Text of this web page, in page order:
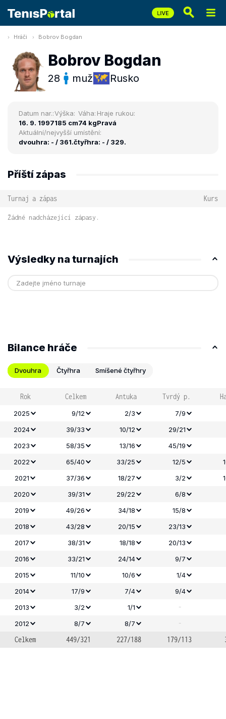
Hráči Bobrov Bogdan
Bobrov Bogdan
28 muž Rusko
Datum nar.:
16. 9. 1997
Výška:
185 cm
Váha:
74 kg
Hraje rukou:
Pravá
Aktuální/nejvyšší umístění:
dvouhra: - / 361.čtyřhra: - / 329.
Příští zápas
Turnaj a zápas Kurs
Žádné nadcházející zápasy.
Výsledky na turnajích
Bilance hráče
Dvouhra Čtyřhra Smíšené čtyřhry
Rok Celkem Antuka Tvrdý p.
2025 9/12 2/3
7/9
2024
39/33 10/12
29/21
2023
58/35 13/16
45/19
2022
65/40 33/25 12/5
2021
37/36 18/27 3/2
2020
39/31 29/22
6/8
2019
49/26 34/18
15/8
2018
43/28 20/15
23/13
2017
38/31 18/18
20/13
2016
33/21 24/14
9/7
2015
11/10 10/6
1/4
2014
17/9 7/4
9/4
2013
3/2 1/1 -
2012 8/7 8/7
-
Celkem
449/321 227/188 179/113